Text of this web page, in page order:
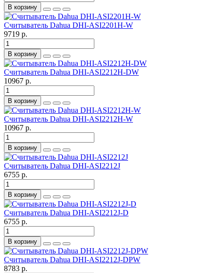
В корзину
Считыватель Dahua DHI-ASI2201H-W
9719 р.
В корзину
Считыватель Dahua DHI-ASI2212H-DW
10967 р.
В корзину
Считыватель Dahua DHI-ASI2212H-W
10967 р.
В корзину
Считыватель Dahua DHI-ASI2212J
6755 р.
В корзину
Считыватель Dahua DHI-ASI2212J-D
6755 р.
В корзину
Считыватель Dahua DHI-ASI2212J-DPW
8783 р.